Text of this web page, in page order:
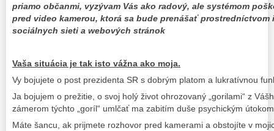
priamo občanmi, vyzývam Vás ako radový, ale systémom
pred video kamerou, ktorá sa bude prenášať
sociálnych sieti a webových stránok
Vaša situácia je tak isto vážna ako moja.
Vy bojujete o post prezidenta SR s dobrým platom a lukratívnou
Ja bojujem o prežitie, o svoj holý život ohrozovaný „gorilami“ z
zámerom týchto „goríl“ umlčať ma zabitím duše psychickým
Máte šancu, ak prijmete rozhovor pred kamerami a obstojíte v